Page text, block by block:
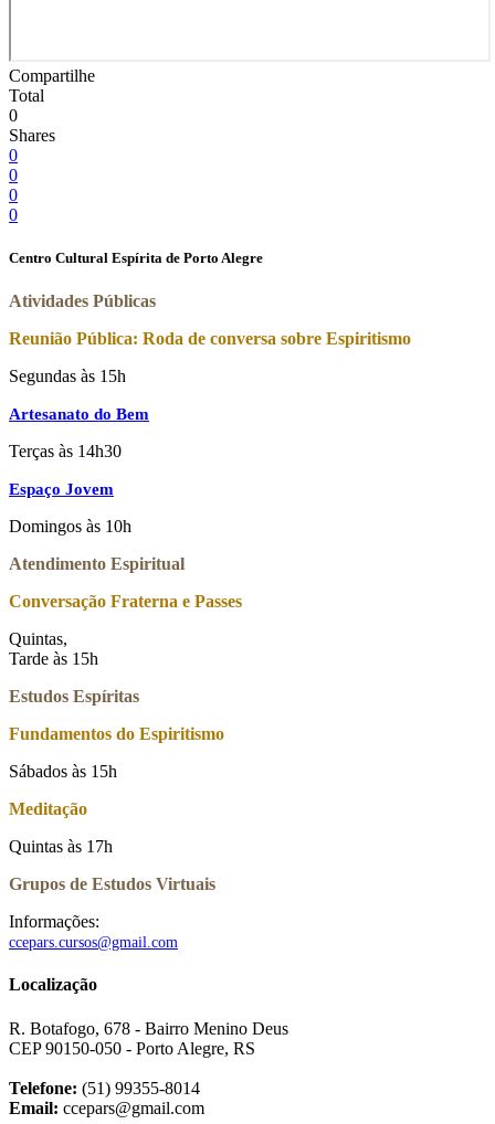
Compartilhe
Total
0
Shares
0
0
0
0
Centro Cultural Espírita de Porto Alegre
Atividades Públicas
Reunião Pública: Roda de conversa sobre Espiritismo
Segundas às 15h
Artesanato do Bem
Terças às 14h30
Espaço Jovem
Domingos às 10h
Atendimento Espiritual
Conversação Fraterna e Passes
Quintas,
Tarde às 15h
Estudos Espíritas
Fundamentos do Espiritismo
Sábados às 15h
Meditação
Quintas às 17h
Grupos de Estudos Virtuais
Informações:
ccepars.cursos@gmail.com
Localização
R. Botafogo, 678 - Bairro Menino Deus
CEP 90150-050 - Porto Alegre, RS
Telefone: (51) 99355-8014
Email: ccepars@gmail.com